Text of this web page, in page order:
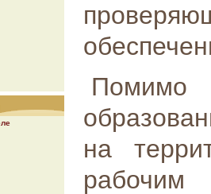
Помимо
на
рабочим